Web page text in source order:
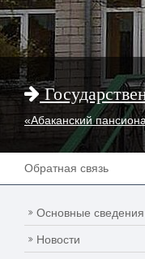
«Абаканский
Обратная связь
Основные сведения
Новости